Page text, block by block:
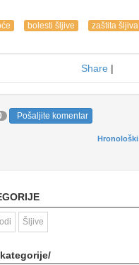
bolesti šljive zaštita šljiva
Share |
Pošaljite komentar
Hronološki
Šljive